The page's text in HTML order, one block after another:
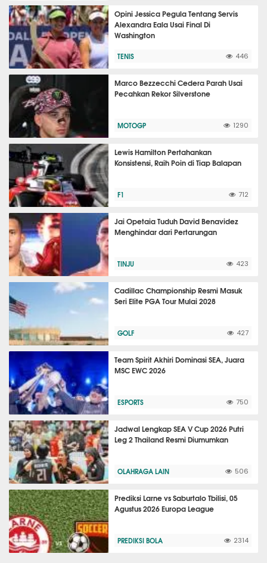
Opini Jessica Pegula Tentang Servis
Alexandra Eala Usai Final Di
Washington
TENIS 446
Marco Bezzecchi Cedera Parah Usai
Pecahkan Rekor Silverstone
MOTOGP 1290
Lewis Hamilton Pertahankan
Konsistensi, Raih Poin di Tiap Balapan
F1 712
Jai Opetaia Tuduh David Benavidez
Menghindar dari Pertarungan
TINJU 423
Cadillac Championship Resmi Masuk
Seri Elite PGA Tour Mulai 2028
GOLF 427
Team Spirit Akhiri Dominasi SEA, Juara
MSC EWC 2026
ESPORTS 750
Jadwal Lengkap SEA V Cup 2026 Putri
Leg 2 Thailand Resmi Diumumkan
OLAHRAGA LAIN 506
Prediksi Larne vs Saburtalo Tbilisi, 05
Agustus 2026 Europa League
PREDIKSI BOLA 2314